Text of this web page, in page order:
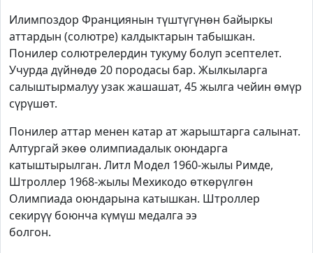
Илимпоздор Франциянын түштүгүнөн байыркы
аттардын (солютре) калдыктарын табышкан.
Понилер солютрелердин тукуму болуп эсептелет.
Учурда дүйнөдө 20 породасы бар. Жылкыларга
салыштырмалуу узак жашашат, 45 жылга чейин өмүр
сүрүшөт.
Понилер аттар менен катар ат жарыштарга салынат.
Алтургай экөө олимпиадалык оюндарга
катыштырылган. Литл Модел 1960-жылы Римде,
Штроллер 1968-жылы Мехикодо өткөрүлгөн
Олимпиада оюндарына катышкан. Штроллер
секирүү боюнча күмүш медалга ээ
болгон.